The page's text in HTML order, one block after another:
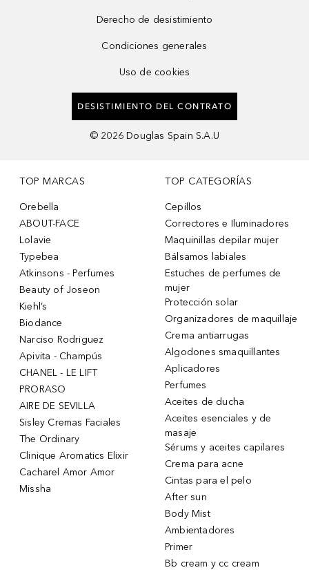
Derecho de desistimiento
Condiciones generales
Uso de cookies
DESISTIMIENTO DEL CONTRATO
© 2026 Douglas Spain S.A.U
TOP MARCAS
Orebella
ABOUT-FACE
Lolavie
Typebea
Atkinsons - Perfumes
Beauty of Joseon
Kiehl’s
Biodance
Narciso Rodriguez
Apivita - Champús
CHANEL - LE LIFT
PRORASO
AIRE DE SEVILLA
Sisley Cremas Faciales
The Ordinary
Clinique Aromatics Elixir
Cacharel Amor Amor
Missha
TOP CATEGORÍAS
Cepillos
Correctores e Iluminadores
Maquinillas depilar mujer
Bálsamos labiales
Estuches de perfumes de
mujer
Protección solar
Organizadores de maquillaje
Crema antiarrugas
Algodones smaquillantes
Aplicadores
Perfumes
Aceites de ducha
Aceites esenciales y de
masaje
Sérums y aceites capilares
Crema para acne
Cintas para el pelo
After sun
Body Mist
Ambientadores
Primer
Bb cream y cc cream